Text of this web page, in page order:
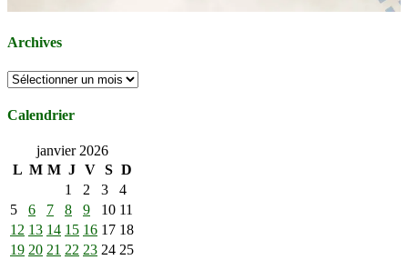
Archives
Archives
Calendrier
janvier 2026
L M M J V S D
1
2 3
4
5
6 7 8 9 10 11
12 13 14 15 16 17 18
19 20 21 22 23 24 25